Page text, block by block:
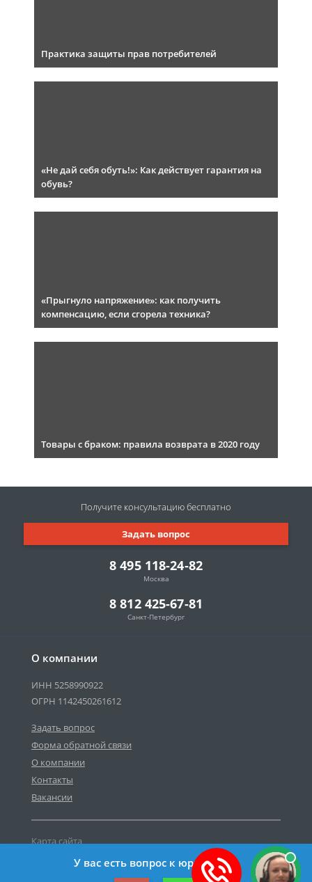
Практика защиты прав потребителей
«Не дай себя обуть!»: Как действует гарантия на
обувь?
«Прыгнуло напряжение»: как получить
компенсацию, если сгорела техника?
Товары с браком: правила возврата в 2020 году
О компании
ИНН 5258990922
ОГРН 1142450261612
Задать вопрос
Форма обратной связи
О компании
Контакты
Вакансии
Карта сайта
Политика персональных данных
8 495 118-24-82
Москва
8 812 425-67-81
Санкт-Петербург
Задать вопрос
Получите консультациюбесплатно
У вас есть вопрос к юристу?